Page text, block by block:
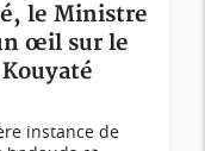
le Ministre
œil sur le
instance de